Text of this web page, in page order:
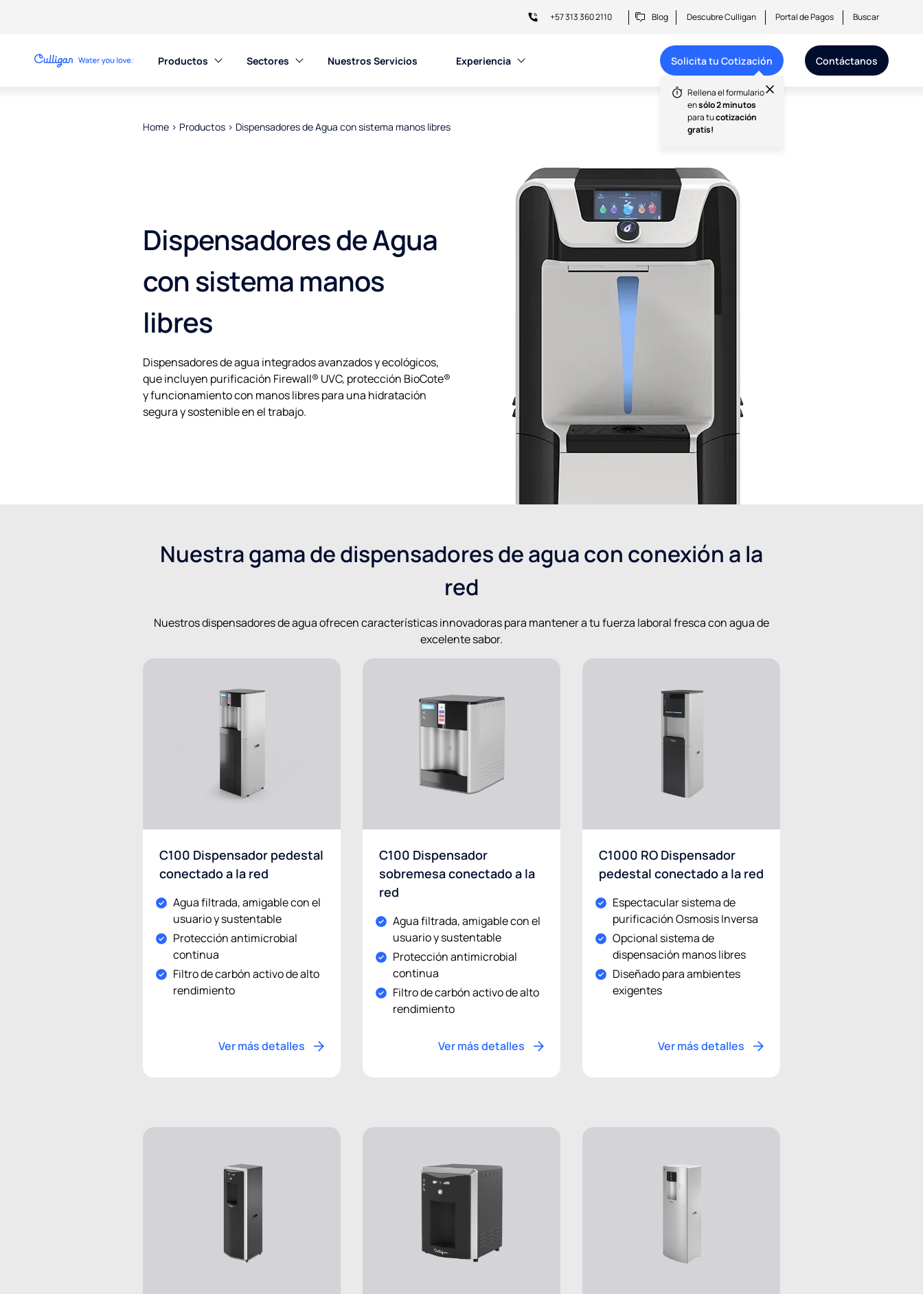
+57 313 360 2110 Blog Descubre Culligan Portal de Pagos Buscar
Productos​ Sectores Nuestros Servicios Experiencia​ Solicita tu Cotización
Rellena el formulario
ensólo 2 minutos
para tucotización
gratis!
Contáctanos​
Home > Productos > Dispensadores de Agua con sistema manos libres
Dispensadores de Agua
con sistema manos
libres
Dispensadores de agua integrados avanzados y ecológicos,
que incluyen purificación Firewall® UVC, protección BioCote®
y funcionamiento con manos libres para una hidratación
segura y sostenible en el trabajo.
Nuestra gama de dispensadores de agua con conexión a la
red
Nuestros dispensadores de agua ofrecen características innovadoras para mantener a tu fuerza laboral fresca con agua de
excelente sabor.
C100 Dispensador pedestal
conectado a la red
Agua filtrada, amigable con el
usuario y sustentable
Protección antimicrobial
continua
Filtro de carbón activo de alto
rendimiento
Ver más detalles
C100 Dispensador
sobremesa conectado a la
red
Agua filtrada, amigable con el
usuario y sustentable
Protección antimicrobial
continua
Filtro de carbón activo de alto
rendimiento
Ver más detalles
C1000 RO Dispensador
pedestal conectado a la red
Espectacular sistema de
purificación Osmosis Inversa
Opcional sistema de
dispensación manos libres
Diseñado para ambientes
exigentes
Ver más detalles